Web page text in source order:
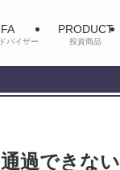
バイザー
PRODUCT
投資商品
過できな